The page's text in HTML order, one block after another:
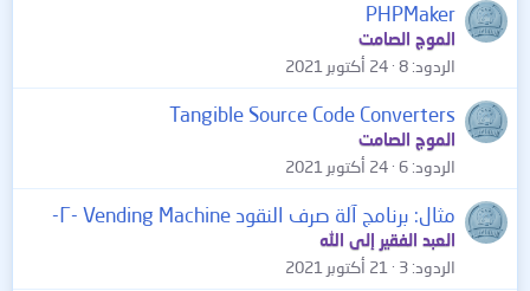
PHPMaker
الموج الصامت
الردود 8 24 أكتوبر 2021
Tangible Source Code Converters
الموج الصامت
الردود 6 24 أكتوبر 2021
مثال: برنامج آلة صرف النقود Vending Machine -٢-
العبد الفقير إلى الله
الردود 3 21 أكتوبر 2021